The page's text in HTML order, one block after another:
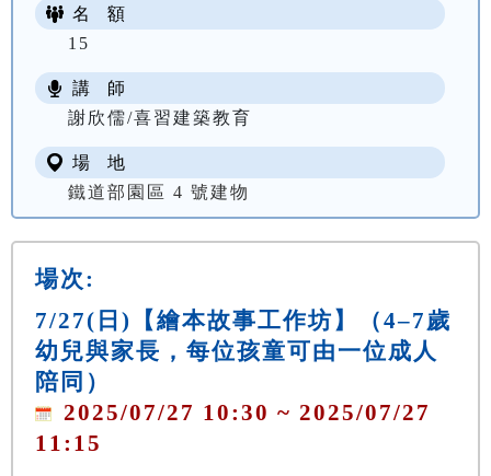
名 額
15
講 師
謝欣儒/喜習建築教育
場 地
鐵道部園區 4 號建物
場次:
7/27(日)【繪本故事工作坊】（4–7歲
幼兒與家長，每位孩童可由一位成人
陪同）
2025/07/27 10:30 ~ 2025/07/27
11:15